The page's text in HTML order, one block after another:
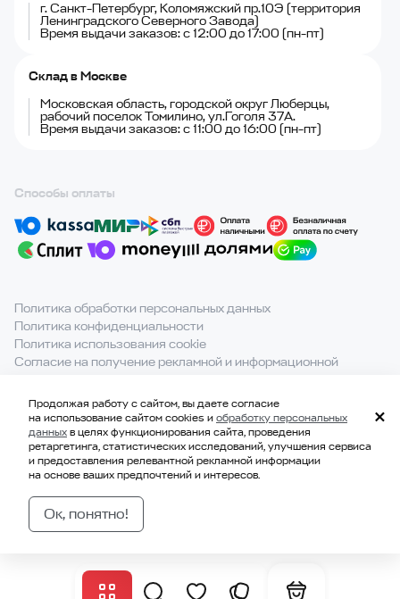
г. Санкт-Петербург, Коломяжский пр.10Э (территория
Ленинградского Северного Завода)
Время выдачи заказов: с 12:00 до 17:00 (пн-пт)
Склад в Москве
Московская область, городской округ Люберцы,
рабочий поселок Томилино, ул.Гоголя 37А.
Время выдачи заказов: с 11:00 до 16:00 (пн-пт)
Способы оплаты
Политика обработки персональных данных
Политика конфиденциальности
Политика использования cookie
Согласие на получение рекламной и информационной
При полном или частичном использовании материалов с
сайта ссылка на источник обязательна.
© 2021-2026, ООО «ВКВАДРАТЕ»
ИНН 7814707183
ОГРН 1177847328229
Продолжая работу с сайтом, вы даете согласие
на использование сайтом cookies иобработку персональных
данныхв целях функционирования сайта, проведения
ретаргетинга, статистических исследований, улучшения сервиса
и предоставления релевантной рекламной информации
на основе ваших предпочтений и интересов.
Ок, понятно!